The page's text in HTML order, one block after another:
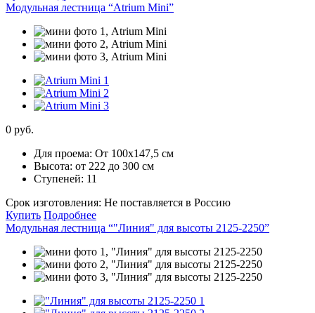
Модульная лестница “Atrium Mini”
0 руб.
Для проема: От 100х147,5 см
Высота: от 222 до 300 см
Ступеней: 11
Срок изготовления: Не поставляется в Россию
Купить Подробнее
Модульная лестница “"Линия" для высоты 2125-2250”